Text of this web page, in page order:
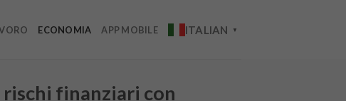
ECONOMIA APP MOBILE ITALIAN ▼
finanziari con